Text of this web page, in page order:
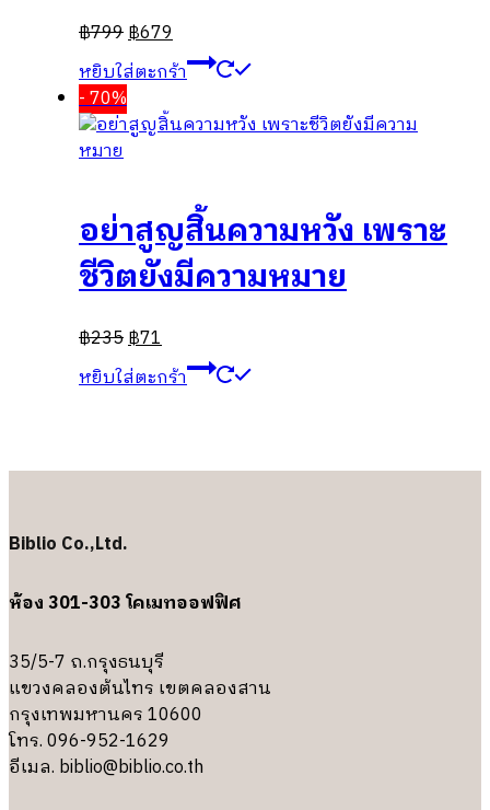
฿799฿679
หยิบใส่ตะกร้า
- 70%
อย่าสูญสิ้นความหวัง เพราะ
ชีวิตยังมีความหมาย
฿235฿71
หยิบใส่ตะกร้า
Biblio Co.,Ltd.
ห้อง 301-303 โคเมทออฟฟิศ
35/5-7 ถ.กรุงธนบุรี
แขวงคลองต้นไทร เขตคลองสาน
กรุงเทพมหานคร 10600
โทร. 096-952-1629
อีเมล. biblio@biblio.co.th